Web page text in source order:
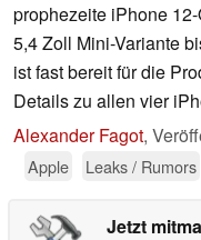
prophezeite iPhone
5,4 Zoll Mini-Variante
ist fast bereit für die
Details zu allen vier
Alexander Fagot,
Apple
Leaks / Rumors
Jetzt